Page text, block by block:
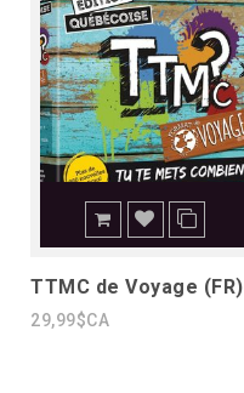
TTMC de Voyage (FR)
29,99$CA